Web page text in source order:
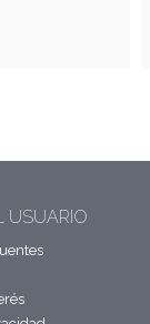
USUARIO